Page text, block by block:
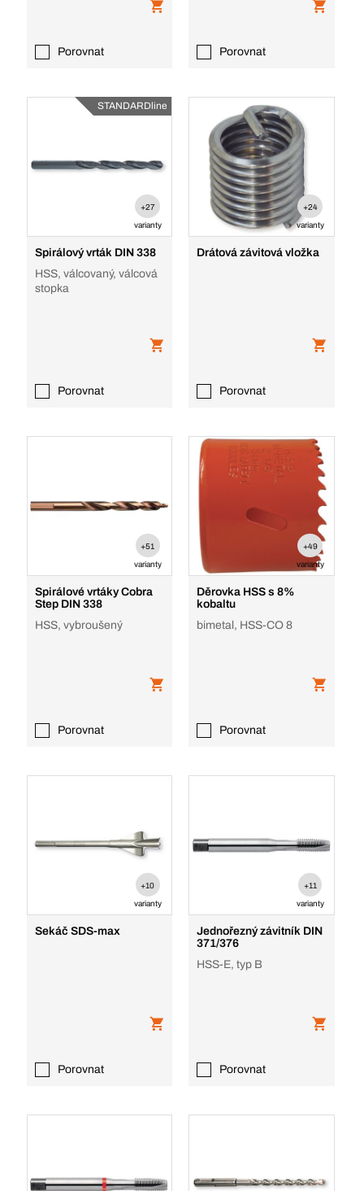
Porovnat Porovnat
STANDARDline
+27
varianty
Spirálový vrták DIN 338
HSS, válcovaný, válcová
stopka
Porovnat
+24
varianty
Drátová závitová vložka
Porovnat
+51
varianty
Spirálové vrtáky Cobra
Step DIN 338
HSS, vybroušený
Porovnat
+49
varianty
Děrovka HSS s 8%
kobaltu
bimetal, HSS-CO 8
Porovnat
+10
varianty
Sekáč SDS-max
Porovnat
+11
varianty
Jednořezný závitník DIN
371/376
HSS-E, typ B
Porovnat